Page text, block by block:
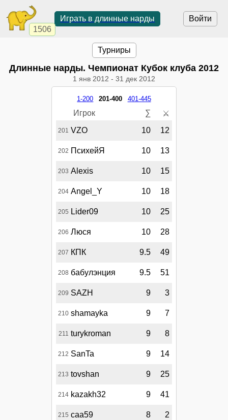
1506
Войти
Играть в длинные нарды
Турниры
Длинные нарды. Чемпионат Кубок клуба 2012
1 янв 2012 - 31 дек 2012
1-200 201-400 401-445
Игрок ∑ ⚔
201 VZO 10 12
202 ПсихейЯ 10 13
203 Alexis 10 15
204 Angel_Y 10 18
205 Lider09 10 25
206 Люся 10 28
207 КПК 9.5 49
208 бабулэнция 9.5 51
209 SAZH 9 3
210 shamayka 9 7
211 turykroman 9 8
212 SanTa 9 14
213 tovshan 9 25
214 kazakh32 9 41
215 саа59 8 2